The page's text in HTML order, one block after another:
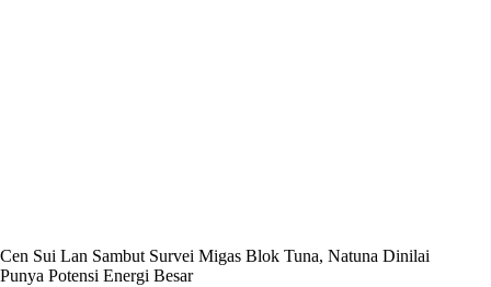
Cen Sui Lan Sambut Survei Migas Blok Tuna, Natuna Dinilai
Punya Potensi Energi Besar